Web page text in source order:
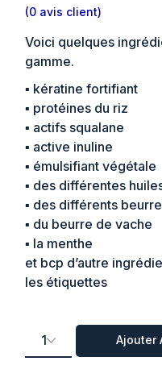
(0 avis client)
Voici quelques
gamme.
▪︎ kératine fortifiant
▪︎ protéines du riz
▪︎ actifs squalane
▪︎ active inuline
▪︎ émulsifiant végétale
▪︎ des différentes
▪︎ des différents
▪︎ du beurre de vache
▪︎ la menthe
et bcp d’autre
les étiquettes
Gamme complet
Ajouter